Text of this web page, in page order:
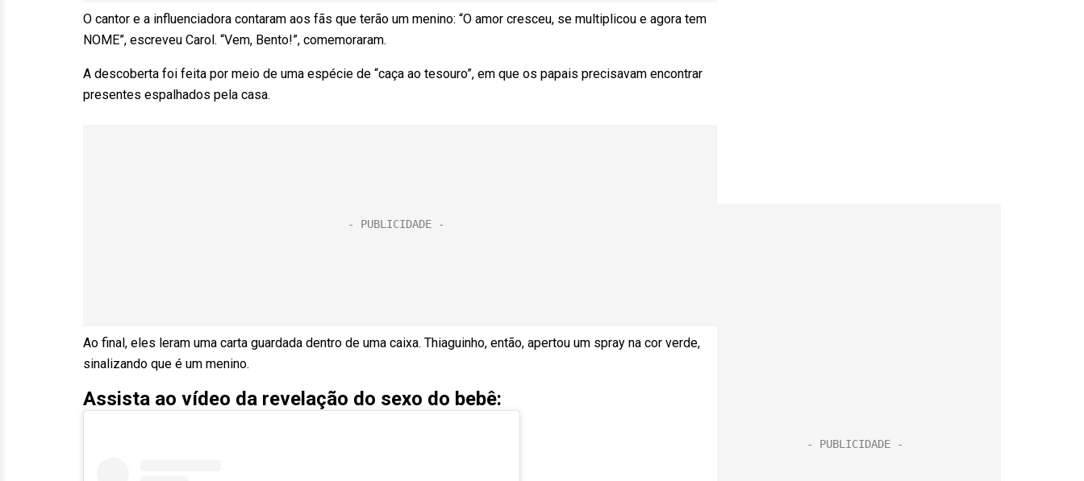
O cantor e a influenciadora contaram aos fãs que terão um menino: “O amor cresceu, se multiplicou e agora tem
NOME”, escreveu Carol. “Vem, Bento!”, comemoraram.
A descoberta foi feita por meio de uma espécie de “caça ao tesouro”, em que os papais precisavam encontrar
presentes espalhados pela casa.
Ao final, eles leram uma carta guardada dentro de uma caixa. Thiaguinho, então, apertou um spray na cor verde,
sinalizando que é um menino.
Assista ao vídeo da revelação do sexo do bebê: